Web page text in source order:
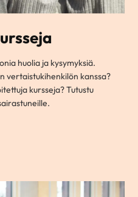
huolia ja kysymyksiä.
vertaistukihenkilön kanssa?
kursseja? Tutustu